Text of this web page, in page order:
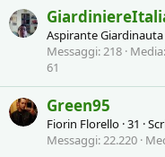
Aspirante Giardinauta
Messaggi 218 Media
61
Green95
Fiorin Florello ·31 ·
Messaggi 22.220